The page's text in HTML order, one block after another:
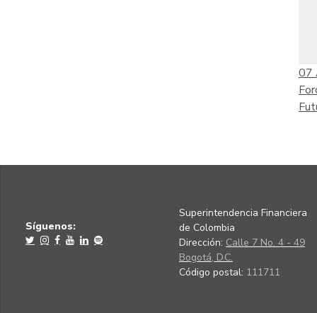
07
Síguenos:
Superintendencia Financiera
de Colombia
Dirección: Calle 7 No. 4 - 49
Bogotá, D.C.
Código postal: 111711